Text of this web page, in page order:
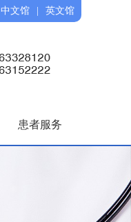
英文馆
中文馆
患者服务